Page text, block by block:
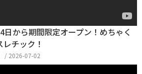
日から期間限定オープン！めちゃく
チック！
/ 2026-07-02